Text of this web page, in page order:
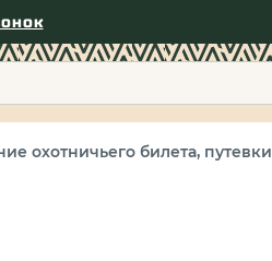
охотничьего билета, путевки